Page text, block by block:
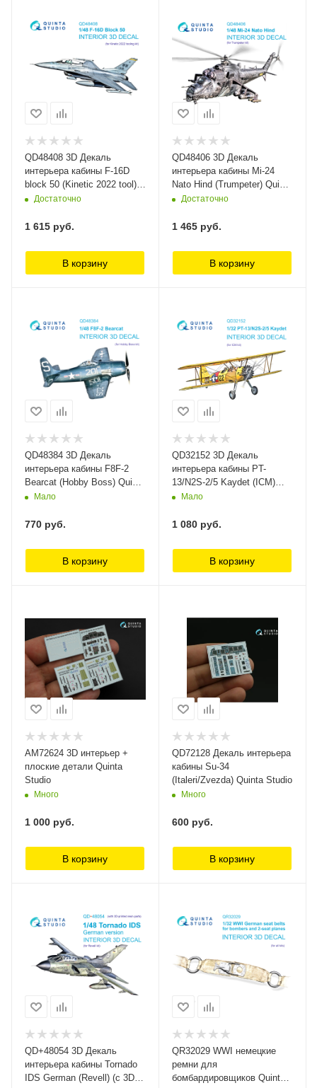
QD48408 3D Декаль
интерьера кабины F-16D
block 50 (Kinetic 2022 tool)
Quinta Studio
Достаточно
1 615 руб.
В корзину
QD48406 3D Декаль
интерьера кабины Mi-24
Nato Hind (Trumpeter) Quinta
Studio
Достаточно
1 465 руб.
В корзину
QD48384 3D Декаль
интерьера кабины F8F-2
Bearcat (Hobby Boss) Quinta
Studio
Мало
770 руб.
В корзину
QD32152 3D Декаль
интерьера кабины PT-
13/N2S-2/5 Kaydet (ICM)
Quinta Studio
Мало
1 080 руб.
В корзину
AM72624 3D интерьер +
плоские детали Quinta
Studio
Много
1 000 руб.
В корзину
QD72128 Декаль интерьера
кабины Su-34
(Italeri/Zvezda) Quinta Studio
Много
600 руб.
В корзину
QD+48054 3D Декаль
интерьера кабины Tornado
IDS German (Revell) (с 3D-
QR32029 WWI немецкие
ремни для
бомбардировщиков Quinta